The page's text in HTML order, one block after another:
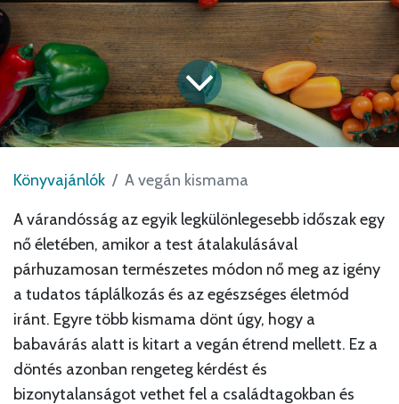
Könyvajánlók
A vegán kismama
A várandósság az egyik legkülönlegesebb időszak egy
nő életében, amikor a test átalakulásával
párhuzamosan természetes módon nő meg az igény
a tudatos táplálkozás és az egészséges életmód
iránt. Egyre több kismama dönt úgy, hogy a
babavárás alatt is kitart a vegán étrend mellett. Ez a
döntés azonban rengeteg kérdést és
bizonytalanságot vethet fel a családtagokban és